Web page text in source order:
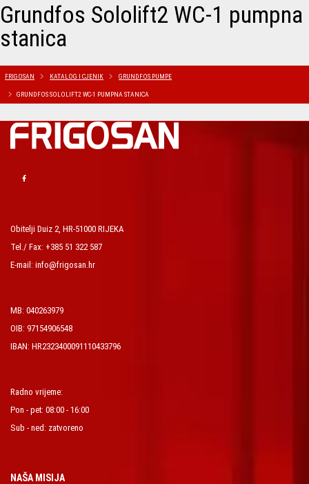
Grundfos Sololift2 WC-1 pumpna
stanica
FRIGOSAN KATALOG I CJENIK GRUNDFOS PUMPE
GRUNDFOS SOLOLIFT2 WC-1 PUMPNA STANICA
Obitelji Duiz 2, HR-51000 RIJEKA
Tel./ Fax: +385 51 322 587
E-mail: info@frigosan.hr
MB: 040263979
OIB: 97154906548
IBAN: HR2323400091110433796
Radno vrijeme:
Pon - pet: 08:00 - 16:00
Sub - ned: zatvoreno
NAŠA MISIJA